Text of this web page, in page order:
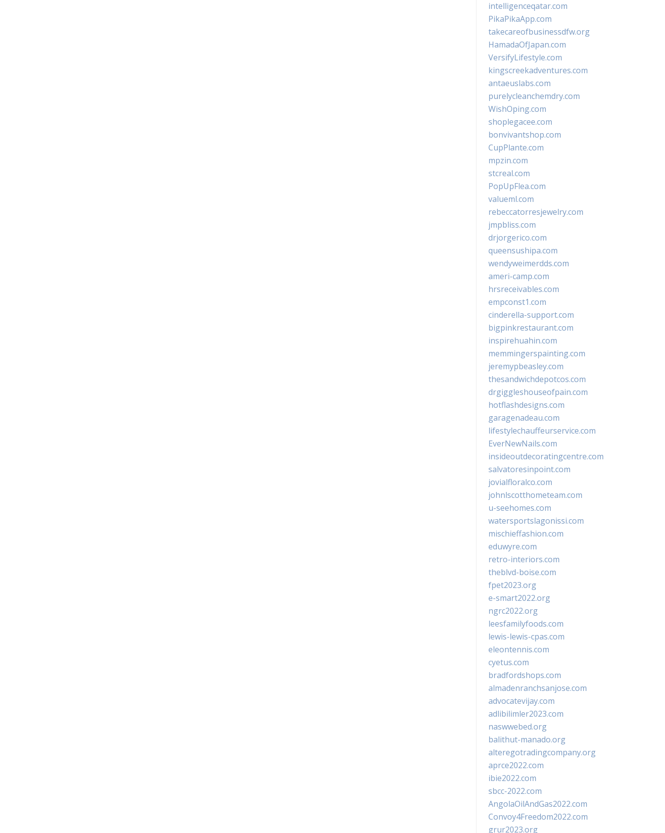
intelligenceqatar.com
PikaPikaApp.com
takecareofbusinessdfw.org
HamadaOfJapan.com
VersifyLifestyle.com
kingscreekadventures.com
antaeuslabs.com
purelycleanchemdry.com
WishOping.com
shoplegacee.com
bonvivantshop.com
CupPlante.com
mpzin.com
stcreal.com
PopUpFlea.com
valueml.com
rebeccatorresjewelry.com
jmpbliss.com
drjorgerico.com
queensushipa.com
wendyweimerdds.com
ameri-camp.com
hrsreceivables.com
empconst1.com
cinderella-support.com
bigpinkrestaurant.com
inspirehuahin.com
memmingerspainting.com
jeremypbeasley.com
thesandwichdepotcos.com
drgiggleshouseofpain.com
hotflashdesigns.com
garagenadeau.com
lifestylechauffeurservice.com
EverNewNails.com
insideoutdecoratingcentre.com
salvatoresinpoint.com
jovialfloralco.com
johnlscotthometeam.com
u-seehomes.com
watersportslagonissi.com
mischieffashion.com
eduwyre.com
retro-interiors.com
theblvd-boise.com
fpet2023.org
e-smart2022.org
ngrc2022.org
leesfamilyfoods.com
lewis-lewis-cpas.com
eleontennis.com
cyetus.com
bradfordshops.com
almadenranchsanjose.com
advocatevijay.com
adlibilimler2023.com
naswwebed.org
balithut-manado.org
alteregotradingcompany.org
aprce2022.com
ibie2022.com
sbcc-2022.com
AngolaOilAndGas2022.com
Convoy4Freedom2022.com
grur2023.org